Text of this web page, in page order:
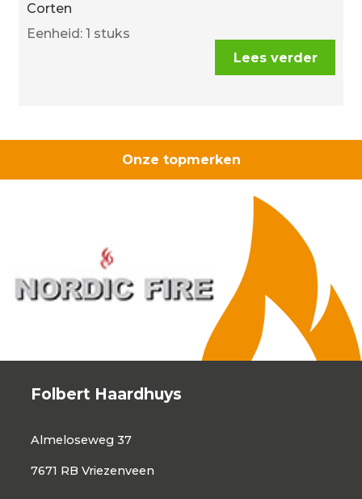
Corten
Eenheid: 1 stuks
Lees verder
Onze topmerken
Folbert Haardhuys
Almeloseweg 37
7671 RB Vriezenveen